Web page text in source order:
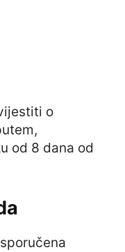
o
od 8 dana od